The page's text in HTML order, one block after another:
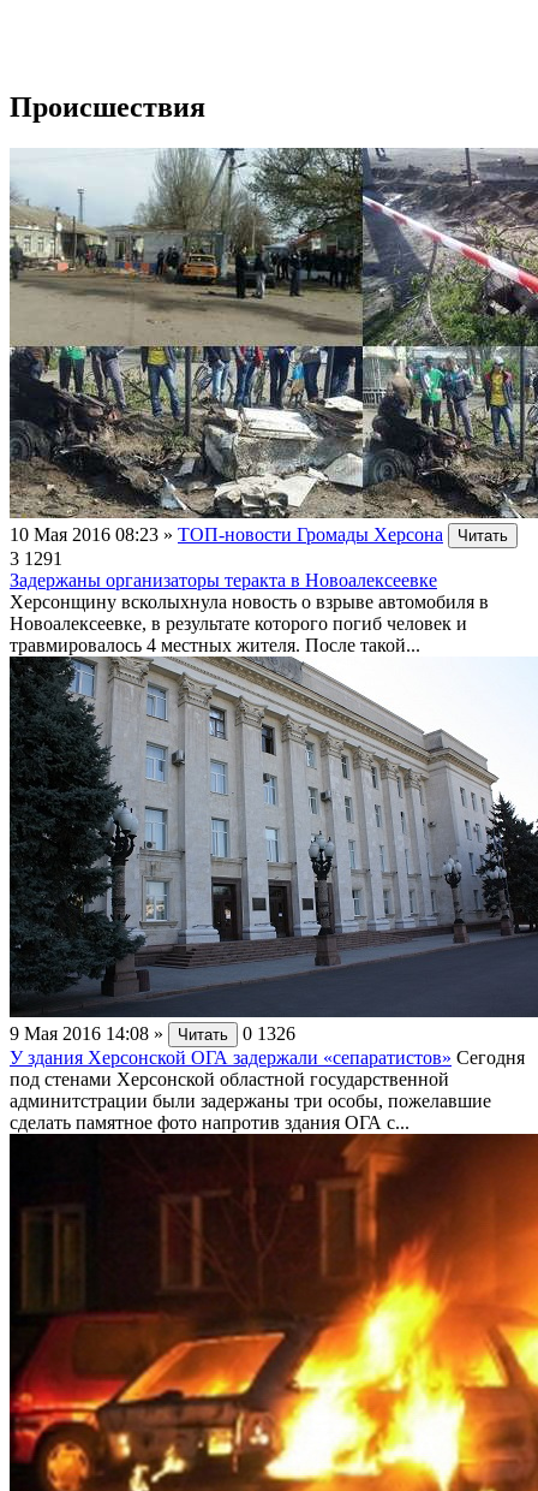
Происшествия
10 Мая 2016 08:23 » ТОП-новости Громады Херсона Читать
3 1291
Задержаны организаторы теракта в Новоалексеевке
Херсонщину всколыхнула новость о взрыве автомобиля в
Новоалексеевке, в результате которого погиб человек и
травмировалось 4 местных жителя. После такой...
9 Мая 2016 14:08 » Читать 0 1326
У здания Херсонской ОГА задержали «сепаратистов» Сегодня
под стенами Херсонской областной государственной
админитстрации были задержаны три особы, пожелавшие
сделать памятное фото напротив здания ОГА с...